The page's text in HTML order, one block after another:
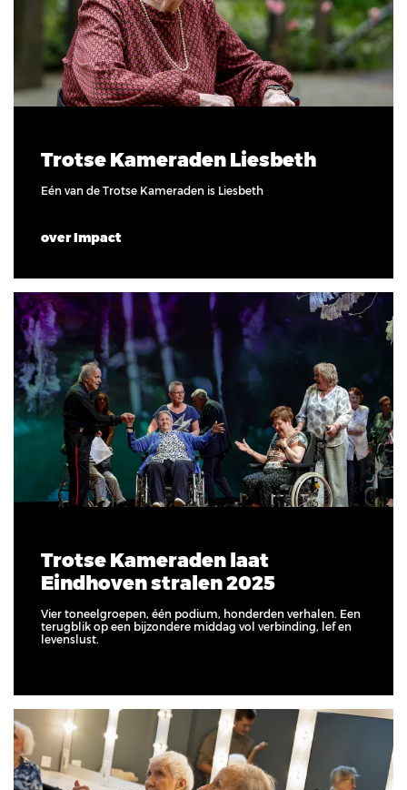
Trotse Kameraden Liesbeth
Eén van de Trotse Kameraden is Liesbeth
over Impact
Trotse Kameraden laat
Eindhoven stralen 2025
Vier toneelgroepen, één podium, honderden verhalen. Een
terugblik op een bijzondere middag vol verbinding, lef en
levenslust.